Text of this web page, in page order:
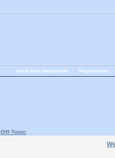
murb.com Hauptseite Registrieren
Off-Topic